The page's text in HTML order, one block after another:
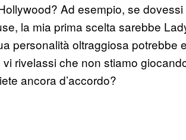
Ad esempio, se
la mia prima scelta sarebbe
personalità oltraggiosa potrebbe
rivelassi che non stiamo
ancora d’accordo?